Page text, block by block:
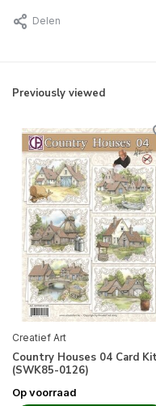
Delen
Previously viewed
Creatief Art
Country Houses 04 Card
(SWK85-0126)
Op voorraad